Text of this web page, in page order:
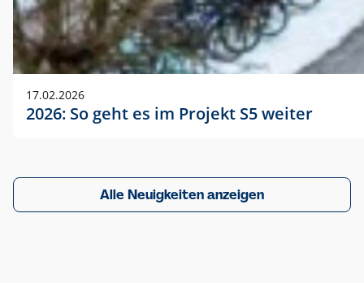
17.02.2026
2026: So geht es im Projekt S5 weiter
Alle Neuigkeiten anzeigen